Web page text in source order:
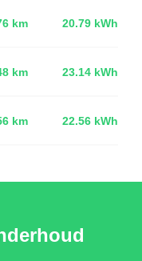
km 20.79 kWh
km 23.14 kWh
km 22.56 kWh